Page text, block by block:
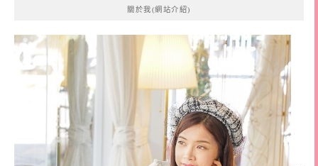
關於我(網站介紹)